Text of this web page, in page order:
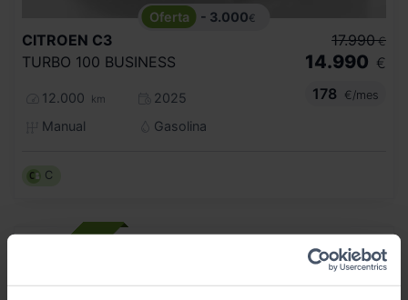
- 3.000€
CITROEN C3
TURBO 100 BUSINESS
12.000 km
2025
Manual
Gasolina
17.990 €
14.990 €
178
€/mes
C